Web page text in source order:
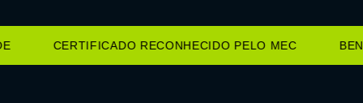
CERTIFICADO RECONHECIDO PELO MEC